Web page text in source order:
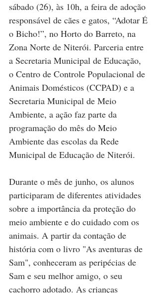
sábado (26), às 10h, a feira de adoção
responsável de cães e gatos, “Adotar É
o Bicho!”, no Horto do Barreto, na
Zona Norte de Niterói. Parceria entre
a Secretaria Municipal de Educação,
o Centro de Controle Populacional de
Animais Domésticos (CCPAD) e a
Secretaria Municipal de Meio
Ambiente, a ação faz parte da
programação do mês do Meio
Ambiente das escolas da Rede
Municipal de Educação de Niterói.
Durante o mês de junho, os alunos
participaram de diferentes atividades
sobre a importância da proteção do
meio ambiente e do cuidado com os
animais. A partir da contação de
história com o livro "As aventuras de
Sam", conheceram as peripécias de
Sam e seu melhor amigo, o seu
cachorro adotado. As crianças